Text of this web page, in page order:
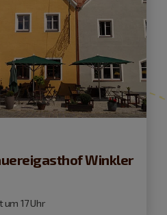
Winkler
um 17 Uhr